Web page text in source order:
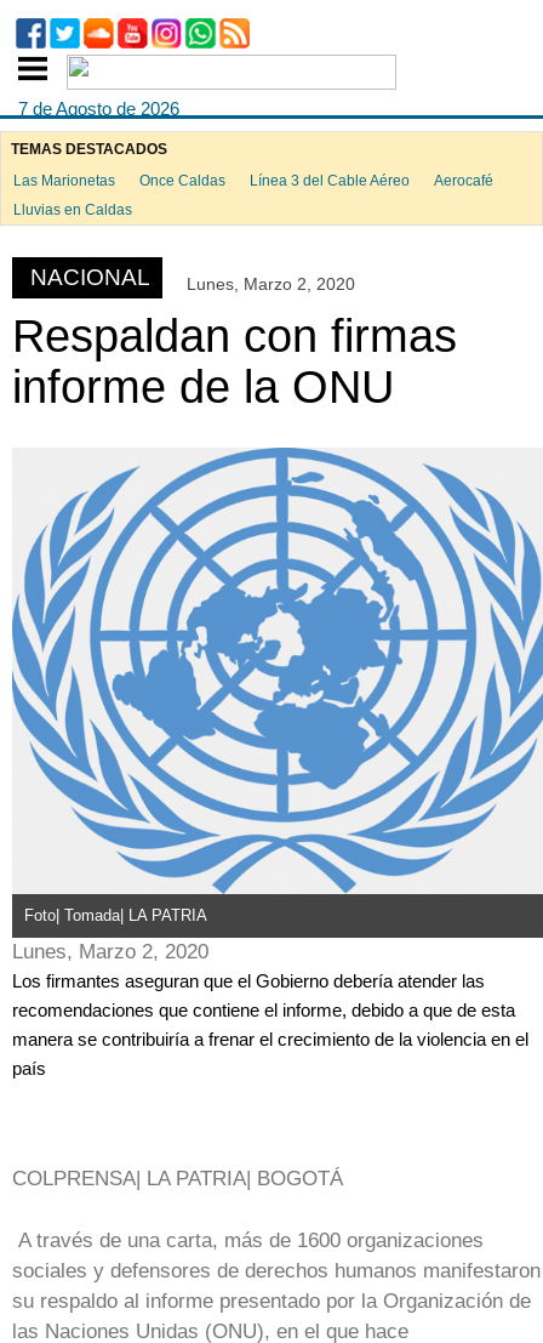
7 de Agosto de 2026
TEMAS DESTACADOS
Las Marionetas
Once Caldas Línea 3 del Cable Aéreo
Aerocafé
Lluvias en Caldas
NACIONAL Lunes, Marzo 2, 2020
Respaldan con firmas
informe de la ONU
Foto| Tomada| LA PATRIA
Lunes, Marzo 2, 2020
Los firmantes aseguran que el Gobierno debería atender las
recomendaciones que contiene el informe, debido a que de esta
manera se contribuiría a frenar el crecimiento de la violencia en el
país
COLPRENSA| LA PATRIA| BOGOTÁ
A través de una carta, más de 1600 organizaciones
sociales y defensores de derechos humanos manifestaron
su respaldo al informe presentado por la Organización de
las Naciones Unidas (ONU), en el que hace